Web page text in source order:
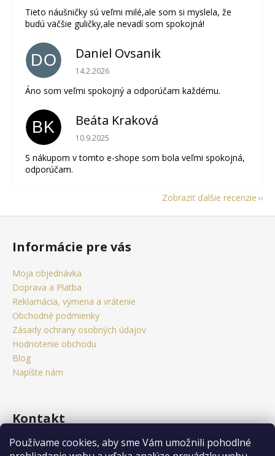
Používame cookies, aby sme Vám umožnili pohodlné
Tieto náušničky sú veľmi milé,ale som si myslela, že
budú väčšie guličky,ale nevadí som spokojná!
DO Daniel Ovsanik
Hodnotenie obchodu je 5 z 5 hviezdičiek.
14.2.2026
Áno som veľmi spokojný a odporúčam každému.
BK Beáta Kraková
Hodnotenie obchodu je 5 z 5 hviezdičiek.
10.9.2025
S nákupom v tomto e-shope som bola veľmi spokojná,
odporúčam.
Zobraziť ďalšie recenzie
Informácie pre vás
Moja objednávka
Doprava a Platba
Reklamácia, výmena a vrátenie
Obchodné podmienky
Zásady ochrany osobných údajov
Hodnotenie obchodu
Blog
Napíšte nám
Kontakt
obchod @citystorm.eu